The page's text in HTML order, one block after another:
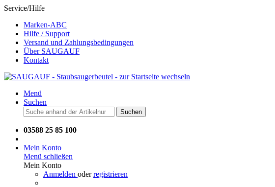
Service/Hilfe
Marken-ABC
Hilfe / Support
Versand und Zahlungsbedingungen
Über SAUGAUF
Kontakt
Menü
Suchen
Suchen
03588 25 85 100
Mein Konto
Menü schließen
Mein Konto
Anmelden oderregistrieren